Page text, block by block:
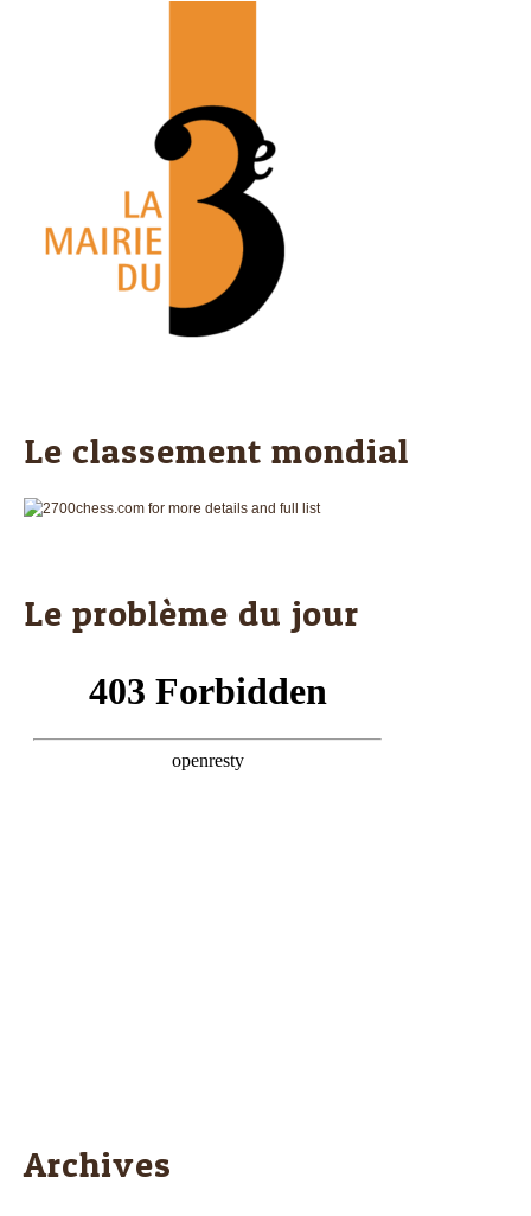
Le classement mondial
Le problème du jour
Archives